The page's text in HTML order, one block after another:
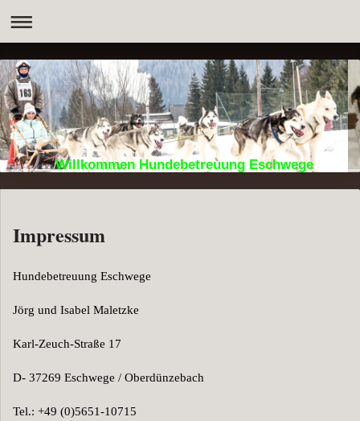
Willkommen Hundebetreuung Eschwege
Impressum
Hundebetreuung Eschwege
Jörg und Isabel Maletzke
Karl-Zeuch-Straße 17
D- 37269 Eschwege / Oberdünzebach
Tel.: +49 (0)5651-10715